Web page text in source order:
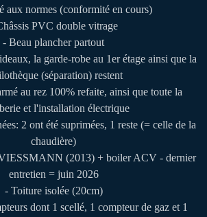
aux normes (conformité en cours)
PVC double vitrage
- Beau plancher partout
la garde-robe au 1er étage ainsi que la
(séparation) restent
au rez 100% refaite, ainsi que toute la
et l'installation électrique
2 ont été suprimées, 1 reste (= celle de la
chaudière)
(2013) + boiler ACV - dernier
entretien = juin 2026
- Toiture isolée (20cm)
dont 1 scellé, 1 compteur de gaz et 1